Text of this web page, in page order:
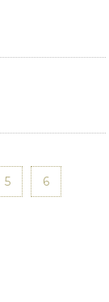
5 6